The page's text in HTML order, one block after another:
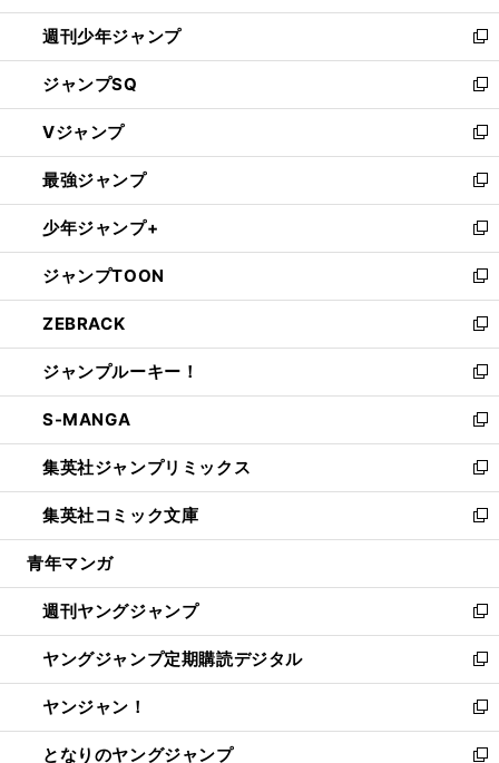
開
く
週刊少年ジャンプ
新
し
い
ウ
ィ
ン
ド
ウ
で
開
く
ジャンプSQ
新
し
い
ウ
ィ
ン
ド
ウ
で
開
く
Vジャンプ
新
し
い
ウ
ィ
ン
ド
ウ
で
開
く
最強ジャンプ
新
し
い
ウ
ィ
ン
ド
ウ
で
開
く
少年ジャンプ+
新
し
い
ウ
ィ
ン
ド
ウ
で
開
く
ジャンプTOON
新
し
い
ウ
ィ
ン
ド
ウ
で
開
く
ZEBRACK
新
し
い
ウ
ィ
ン
ド
ウ
で
開
ジャンプルーキー！
新
し
い
ウ
ィ
ン
ド
ウ
開
く
S-MANGA
新
し
い
ウ
ィ
ン
ウ
で
開
く
集英社ジャンプリミックス
新
し
い
ウ
ン
ド
ウ
で
開
く
集英社コミック文庫
新
し
ウ
ィ
ン
ド
ウ
で
開
く
青年マンガ
週刊ヤングジャンプ
新
し
い
ウ
ィ
ン
ド
ヤングジャンプ定期購読デジタル
新
し
い
ウ
ィ
ヤンジャン！
新
し
い
となりのヤングジャンプ